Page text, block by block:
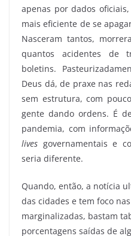
apenas por dados
mais eficiente de se
Nasceram tantos,
quantos acidentes de
boletins.
Deus dá, de praxe nas
sem estrutura, com
gente dando ordens. É
pandemia, com
lives governamentais e
seria diferente.
Quando, então, a notícia
das cidades e tem foco
marginalizadas, bastam
porcentagens saídas de